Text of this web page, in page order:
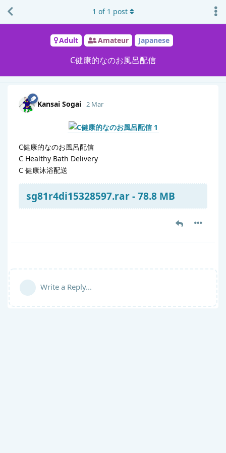
Adult Amateur Japanese
C健康的なのお風呂配信
1 of 1 post
Kansai Sogai 2 Mar
C健康的なのお風呂配信
C Healthy Bath Delivery
C 健康沐浴配送
sg81r4di15328597.rar - 78.8 MB
Write a Reply...